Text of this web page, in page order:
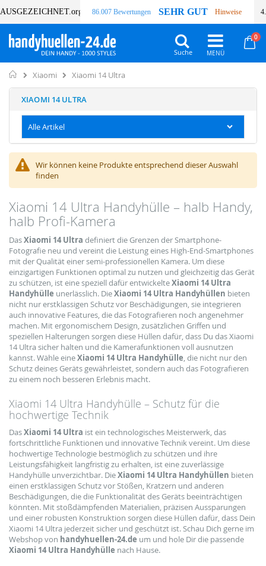
AUSGEZEICHNET.org 86.007 Bewertungen SEHR GUT Hinweise
0
Suche
Home
Xiaomi Xiaomi 14 Ultra
Wir können keine Produkte entsprechend dieser Auswahl
finden
Xiaomi 14 Ultra Handyhülle – halb Handy,
halb Profi-Kamera
DasXiaomi 14 Ultra definiert die Grenzen der Smartphone-
Fotografie neu und vereint die Leistung eines High-End-Smartphones
mit der Qualität einer semi-professionellen Kamera. Um diese
einzigartigen Funktionen optimal zu nutzen und gleichzeitig das Gerät
zu schützen, ist eine speziell dafür entwickelteXiaomi 14 Ultra
Handyhülle unerlässlich. DieXiaomi 14 Ultra Handyhüllen bieten
nicht nur erstklassigen Schutz vor Beschädigungen, sie integrieren
auch innovative Features, die das Fotografieren noch angenehmer
machen. Mit ergonomischem Design, zusätzlichen Griffen und
speziellen Halterungen sorgen diese Hüllen dafür, dass Du das Xiaomi
14 Ultra sicher halten und die Kamerafunktionen voll ausnutzen
kannst. Wähle eineXiaomi 14 Ultra Handyhülle, die nicht nur den
Schutz deines Geräts gewährleistet, sondern auch das Fotografieren
zu einem noch besseren Erlebnis macht.
Xiaomi 14 Ultra Handyhülle – Schutz für die
hochwertige Technik
DasXiaomi 14 Ultra ist ein technologisches Meisterwerk, das
fortschrittliche Funktionen und innovative Technik vereint. Um diese
hochwertige Technologie bestmöglich zu schützen und ihre
Leistungsfähigkeit langfristig zu erhalten, ist eine zuverlässige
Handyhülle unverzichtbar. DieXiaomi 14 Ultra Handyhüllen bieten
einen erstklassigen Schutz vor Stößen, Kratzern und anderen
Beschädigungen, die die Funktionalität des Geräts beeinträchtigen
könnten. Mit stoßdämpfenden Materialien, präzisen Aussparungen
und einer robusten Konstruktion sorgen diese Hüllen dafür, dass Dein
Xiaomi 14 Ultra jederzeit sicher und geschützt ist. Schau Dich gerne im
Webshop von handyhuellen-24.de um und hole Dir die passende
Xiaomi 14 Ultra Handyhülle nach Hause.
XIAOMI 14 ULTRA
Alle Artikel